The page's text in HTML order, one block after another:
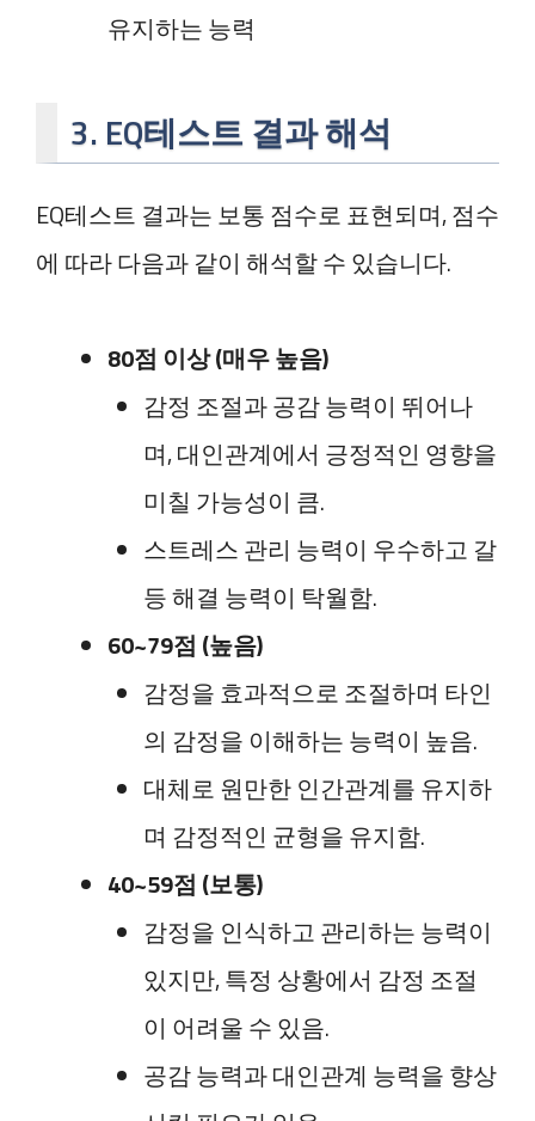
유지하는 능력
3. EQ테스트 결과 해석
EQ테스트 결과는 보통 점수로 표현되며, 점수
에 따라 다음과 같이 해석할 수 있습니다.
80점 이상 (매우 높음)
감정 조절과 공감 능력이 뛰어나
며, 대인관계에서 긍정적인 영향을
미칠 가능성이 큼.
스트레스 관리 능력이 우수하고 갈
등 해결 능력이 탁월함.
60~79점 (높음)
감정을 효과적으로 조절하며 타인
의 감정을 이해하는 능력이 높음.
대체로 원만한 인간관계를 유지하
며 감정적인 균형을 유지함.
40~59점 (보통)
감정을 인식하고 관리하는 능력이
있지만, 특정 상황에서 감정 조절
이 어려울 수 있음.
공감 능력과 대인관계 능력을 향상